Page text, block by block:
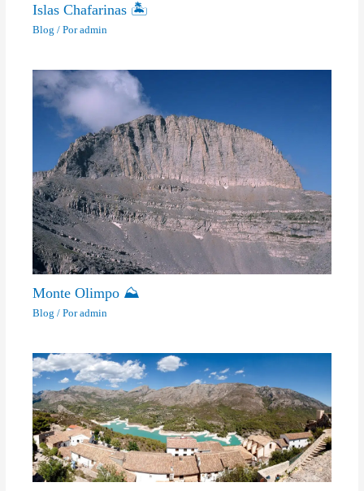
Islas Chafarinas 🏝
Blog / Poradmin
Monte Olimpo ⛰
Blog / Poradmin